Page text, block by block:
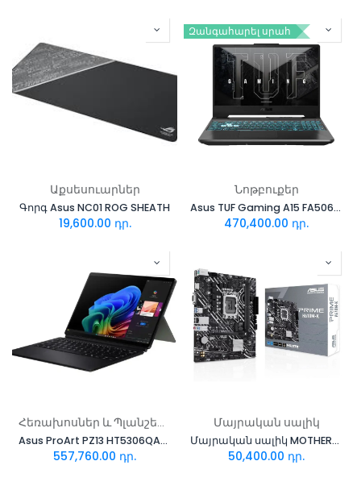
Աքսեսուարներ
Գորգ Asus NC01 ROG SHEATH
19,600.00 դր.
Զանգահարել սրահ
Նոթբուքեր
Asus TUF Gaming A15 FA506NFR-HN004
470,400.00 դր.
Հեռախոսներ և Պլանշետներ
Asus ProArt PZ13 HT5306QA-PZ13.X1P1TB Touch
557,760.00 դր.
Մայրական սալիկ
Մայրական սալիկ MOTHERBOARD ASUS PRIME H610M-K D4
50,400.00 դր.